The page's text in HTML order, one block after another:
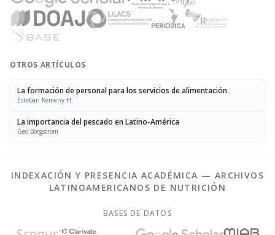
OTROS ARTÍCULOS
La formación de personal para los servicios de alimentación
Esteban Kemeny H.
La importancia del pescado en Latino-América
Geo Borgstrom
INDEXACIÓN Y PRESENCIA ACADÉMICA — ARCHIVOS
LATINOAMERICANOS DE NUTRICIÓN
BASES DE DATOS